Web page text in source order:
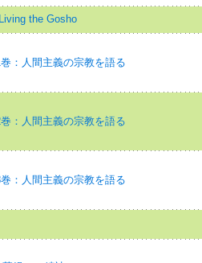
the Gosho
：人間主義の宗教を語る
：人間主義の宗教を語る
：人間主義の宗教を語る